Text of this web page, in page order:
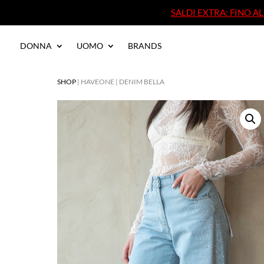
SALDI EXTRA: FINO
SALDI EXTRA: FINO
DONNA UOMO BRANDS
DONNA UOMO BRANDS
SHOP | HAVEONE | DENIM BELLA